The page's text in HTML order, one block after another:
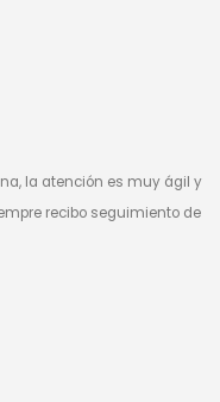
la atención es muy ágil y
recibo seguimiento de